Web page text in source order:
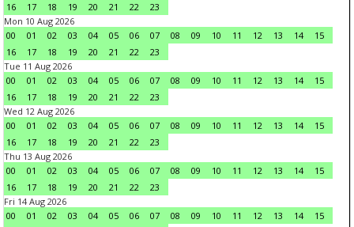
16
17 18 19 20 21 22
23
Mon 10 Aug 2026
00
01 02 03 04 05 06 07 08 09 10 11 12 13 14
15
16
17 18 19 20 21 22
23
Tue 11 Aug 2026
00
01 02 03 04 05 06 07 08 09 10 11 12 13 14
15
16
17 18 19 20 21 22
23
Wed 12 Aug 2026
00
01 02 03 04 05 06 07 08 09 10 11 12 13 14
15
16
17 18 19 20 21 22
23
Thu 13 Aug 2026
00
01 02 03 04 05 06 07 08 09 10 11 12 13 14
15
16
17 18 19 20 21 22
23
Fri 14 Aug 2026
00
01 02 03 04 05 06 07 08 09 10 11 12 13 14
15